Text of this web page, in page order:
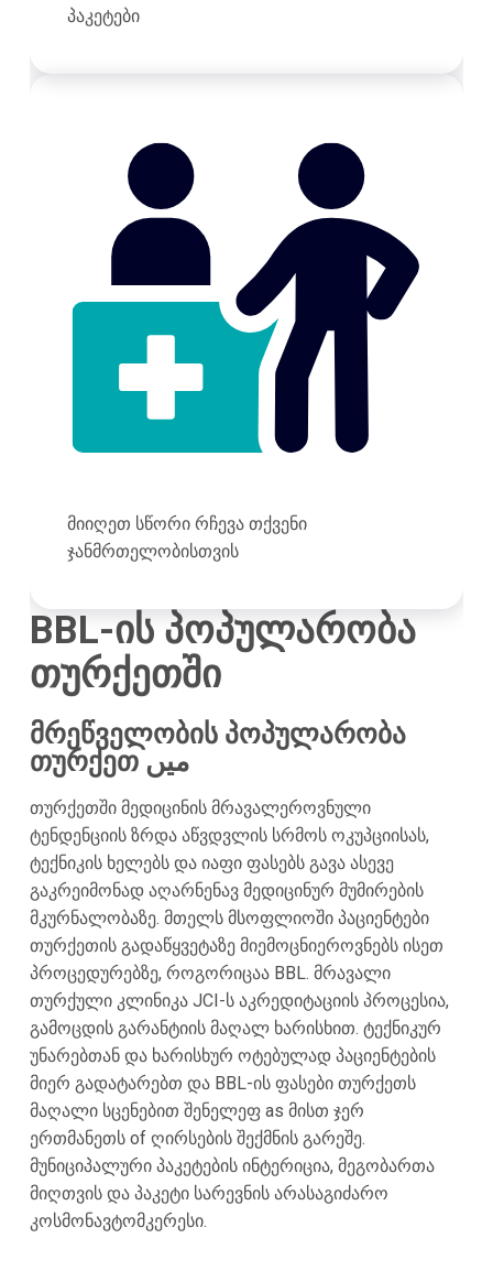
პაკეტები
მიიღეთ სწორი რჩევა თქვენი
ჯანმრთელობისთვის
BBL-ის პოპულარობა
თურქეთში
მრეწველობის პოპულარობა
თურქეთ میں
თურქეთში მედიცინის მრავალეროვნული
ტენდენციის ზრდა აწვდვლის სრმოს ოკუპციისას,
ტექნიკის ხელებს და იაფი ფასებს გავა ასევე
გაკრეიმონად აღარნენავ მედიცინურ მუმირების
მკურნალობაზე. მთელს მსოფლიოში პაციენტები
თურქეთის გადაწყვეტაზე მიემოცნიეროვნებს ისეთ
პროცედურებზე, როგორიცაა BBL. მრავალი
თურქული კლინიკა JCI-ს აკრედიტაციის პროცესია,
გამოცდის გარანტიის მაღალ ხარისხით. ტექნიკურ
უნარებთან და ხარისხურ ოტებულად პაციენტების
მიერ გადატარებთ და BBL-ის ფასები თურქეთს
მაღალი სცენებით შენელეფ as მისთ ჯერ
ერთმანეთს of ღირსების შექმნის გარეშე.
მუნიციპალური პაკეტების ინტე­რიცია, მეგობართა
მიღთვის და პაკეტი სარევნის არასაგიძარო
კოსმონავტომკერესი.